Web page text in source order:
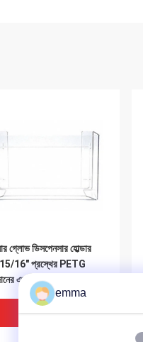
গ্লোভ ডিসপেনসার হোল্ডার
16" প্রস্থের PETG
এক্রাইলিক বক্স কাস্টম
ভালো দাম
emma